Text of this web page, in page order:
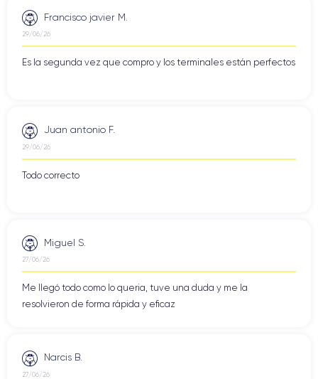
Francisco javier M.
29/06/26
Es la segunda vez que compro y los terminales están perfectos
Juan antonio F.
29/06/26
Todo correcto
Miguel S.
27/06/26
Me llegó todo como lo queria, tuve una duda y me la
resolvieron de forma rápida y eficaz
Narcis B.
27/06/26